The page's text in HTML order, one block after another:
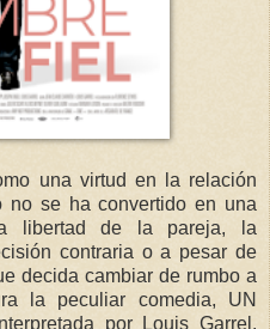
una virtud en la relación
no se ha convertido en una
libertad de la pareja, la
contraria o a pesar de
decida cambiar de rumbo a
la peculiar comedia, UN
por Louis Garrel,